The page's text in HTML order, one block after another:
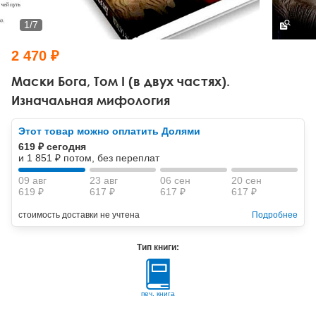
Тревожные расстройства, панические атаки
Другие направления психотерапии
Классический, эриксоновский гипноз и НЛП
НЛП
Психология труда и эргономика
Социальная психология
Социальная и организационная психология
Классический и юнгианский психоанализ
Маски Бога, Том I (в двух частях).
Изначальная мифология
1/7
2 470 ₽
Этот товар можно оплатить Долями
619 ₽ сегодня
и 1 851 ₽ потом, без переплат
09 авг
619 ₽
23 авг
617 ₽
06 сен
617 ₽
20 сен
617 ₽
стоимость доставки не учтена Подробнее
Тип книги:
печ. книга